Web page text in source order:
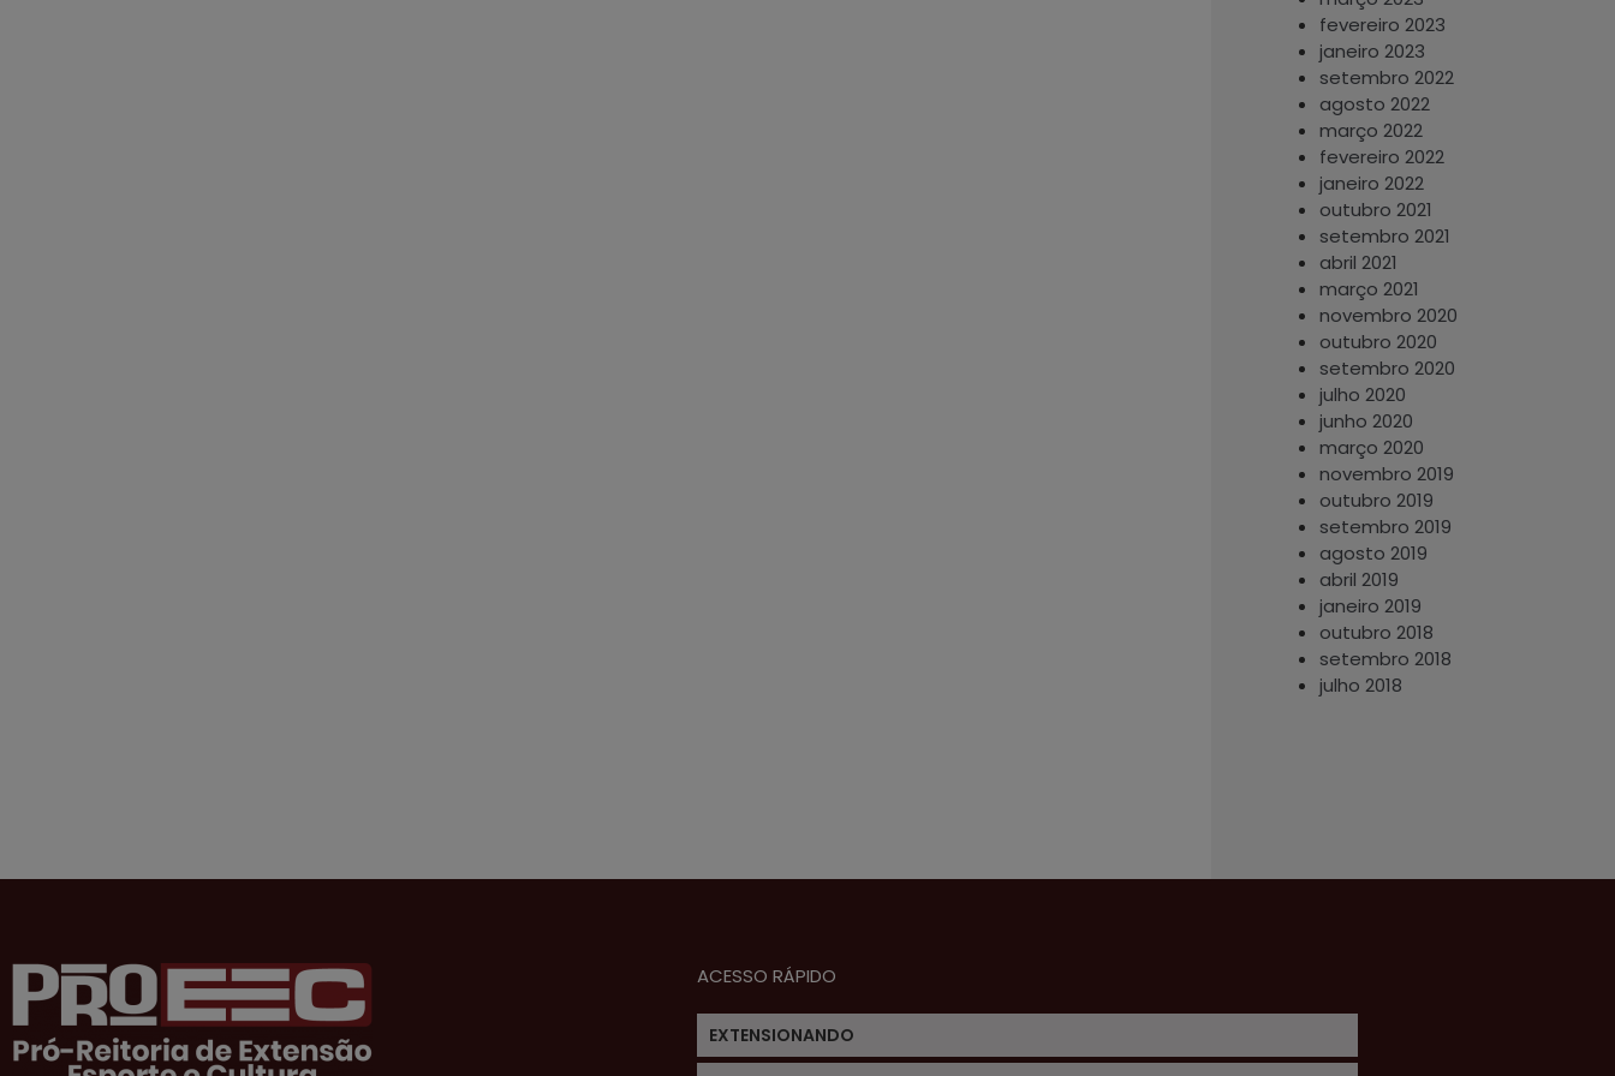
fevereiro 2023
janeiro 2023
setembro 2022
agosto 2022
março 2022
fevereiro 2022
janeiro 2022
outubro 2021
setembro 2021
abril 2021
março 2021
novembro 2020
outubro 2020
setembro 2020
julho 2020
junho 2020
março 2020
novembro 2019
outubro 2019
setembro 2019
agosto 2019
abril 2019
janeiro 2019
outubro 2018
setembro 2018
julho 2018
ACESSO RÁPIDO
EXTENSIONANDO